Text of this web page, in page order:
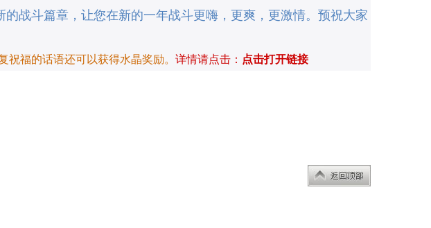
的战斗篇章，让您在新的一年战斗更嗨，更爽，更激情。预祝大家
祝福的话语还可以获得水晶奖励。 详情请点击： 点击打开链接